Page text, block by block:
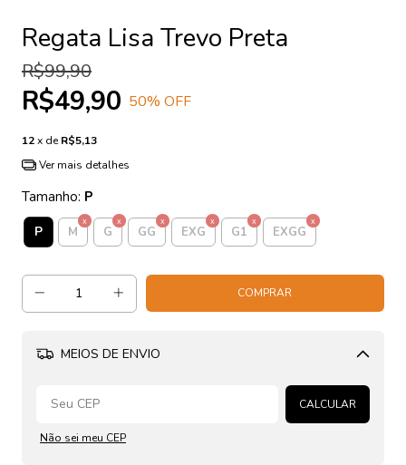
Regata Lisa Trevo Preta
R$99,90
R$49,90 50% OFF
12x deR$5,13
Ver mais detalhes
Tamanho: P
P M G GG EXG G1 EXGG
MEIOS DE ENVIO
Alterar CEP
CALCULAR
Não sei meu CEP